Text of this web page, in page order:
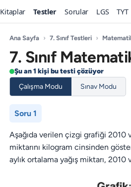
Kitaplar Testler Sorular LGS TYT
Ana Sayfa › 7. Sınıf Testleri ›
7. Sınıf
Şu an 1 kişi bu testi çözüyor
Çalışma Modu
Sınav Modu
Soru 1
Aşağıda verilen çizgi grafiği 2010
miktarını kilogram cinsinden
aylık ortalama yağış miktarı, 2010